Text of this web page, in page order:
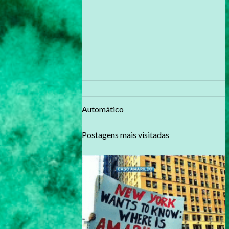
Automático
Postagens mais visitadas